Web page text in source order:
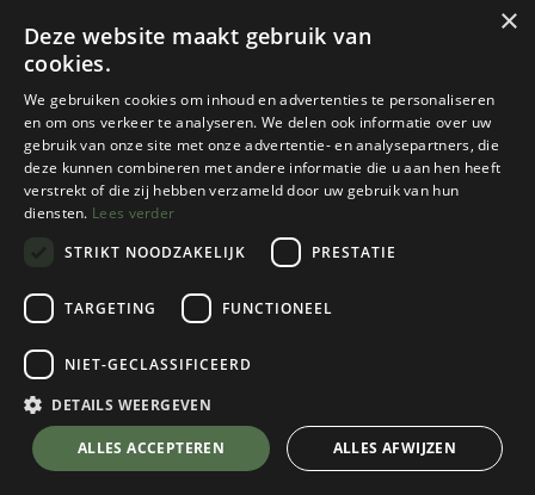
Cordee
Bikepacking Scotland: 20 Multi-Day
cycling adventures off the beaten track
💬 Stel je vraag over dit product via WhatsApp
×
Deze website maakt gebruik van
cookies.
We gebruiken cookies om inhoud en advertenties te personaliseren
en om ons verkeer te analyseren. We delen ook informatie over uw
gebruik van onze site met onze advertentie- en analysepartners, die
deze kunnen combineren met andere informatie die u aan hen heeft
verstrekt of die zij hebben verzameld door uw gebruik van hun
diensten. Lees verder
STRIKT NOODZAKELIJK
PRESTATIE
TARGETING FUNCTIONEEL
NIET-GECLASSIFICEERD
DETAILS WEERGEVEN
ALLES ACCEPTEREN ALLES AFWIJZEN